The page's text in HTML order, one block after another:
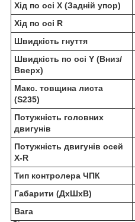
Хід по осі X (Задній упор)
Хід по осі R
Швидкість гнуття
Швидкість по осі Y (Вниз/
Вверх)
Макс. товщина листа
(S235)
Потужність головних
двигунів
Потужність двигунів осей
X-R
Тип контролера ЧПК
Габарити (ДхШхВ)
Вага